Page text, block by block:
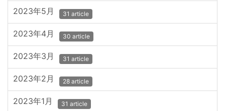
2023年5月 31 article
2023年4月 30 article
2023年3月 31 article
2023年2月 28 article
2023年1月 31 article